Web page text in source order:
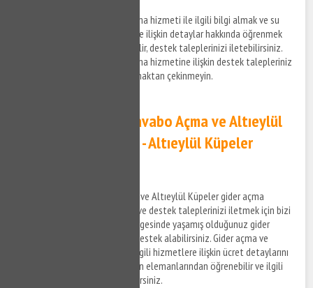
Altıeylül Küpeler su kaçak bulma hizmeti ile ilgili bilgi almak ve su
kaçak tespit tamir hizmetlerine ilişkin detaylar hakkında öğrenmek
istediğiniz konuları bize sorabilir, destek taleplerinizi iletebilirsiniz.
Altıeylül Küpeler su kaçak bulma hizmetine ilişkin destek talepleriniz
hakkında bizimle bağlantı kurmaktan çekinmeyin.
Altıeylül Küpeler Lavabo Açma ve Altıeylül
Küpeler Gider Açma - Altıeylül Küpeler
Altıeylül Küpeler lavabo açma ve Altıeylül Küpeler gider açma
hizmetleri ile ilgili bilgi almak ve destek taleplerinizi iletmek için bizi
arayabilir, Altıeylül Küpeler bölgesinde yaşamış olduğunuz gider
tıkanıklık problemleri ile ilgili destek alabilirsiniz. Gider açma ve
tıkanıklık açma hizmetleri ve ilgili hizmetlere ilişkin ücret detaylarını
anlaşmalı olduğumuz firmaların elemanlarından öğrenebilir ve ilgili
hizmetler hakkında bilgi alabilirsiniz.